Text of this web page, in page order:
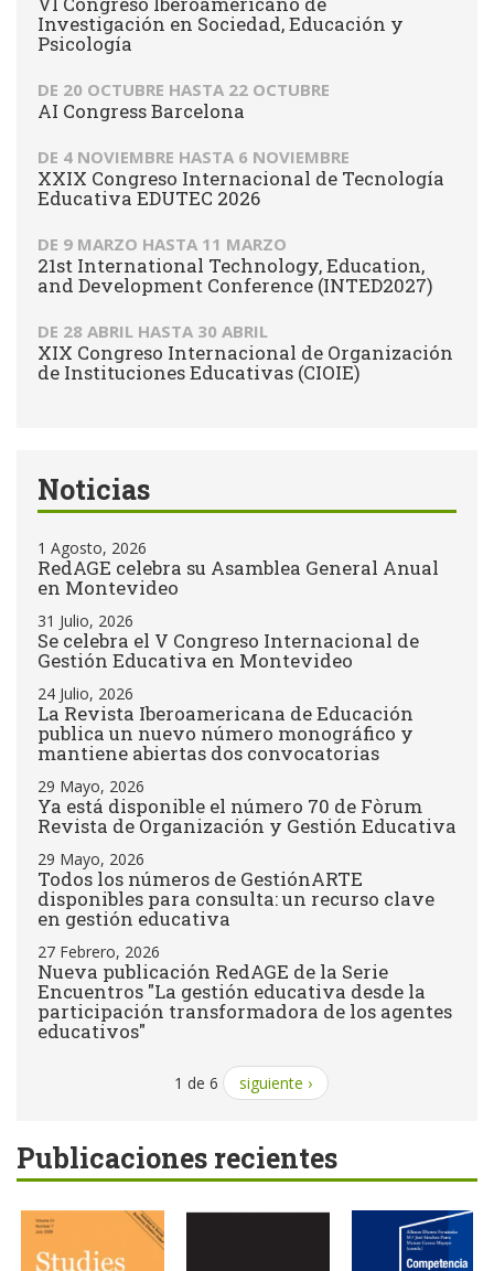
Investigación en Sociedad, Educación y
Psicología
DE 20 OCTUBRE HASTA 22 OCTUBRE
AI Congress Barcelona
DE 4 NOVIEMBRE HASTA 6 NOVIEMBRE
XXIX Congreso Internacional de Tecnología
Educativa EDUTEC 2026
DE 9 MARZO HASTA 11 MARZO
21st International Technology, Education,
and Development Conference (INTED2027)
DE 28 ABRIL HASTA 30 ABRIL
XIX Congreso Internacional de Organización
de Instituciones Educativas (CIOIE)
Noticias
1 Agosto, 2026
RedAGE celebra su Asamblea General Anual
en Montevideo
31 Julio, 2026
Se celebra el V Congreso Internacional de
Gestión Educativa en Montevideo
24 Julio, 2026
La Revista Iberoamericana de Educación
publica un nuevo número monográfico y
mantiene abiertas dos convocatorias
29 Mayo, 2026
Ya está disponible el número 70 de Fòrum
Revista de Organización y Gestión Educativa
29 Mayo, 2026
Todos los números de GestiónARTE
disponibles para consulta: un recurso clave
en gestión educativa
27 Febrero, 2026
Nueva publicación RedAGE de la Serie
Encuentros "La gestión educativa desde la
participación transformadora de los agentes
educativos"
1 de 6 siguiente ›
Publicaciones recientes